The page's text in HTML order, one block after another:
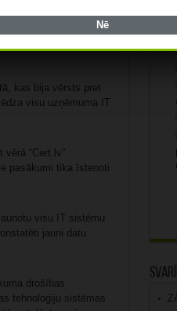
dati, uzņēmums ir
kas bija vērsts pret
visu uzņēmuma IT
“Cert.lv”
pasākumi tika īstenoti
visu IT sistēmu
jauni datu
drošības
tehnoloģiju sistēmas
Nē